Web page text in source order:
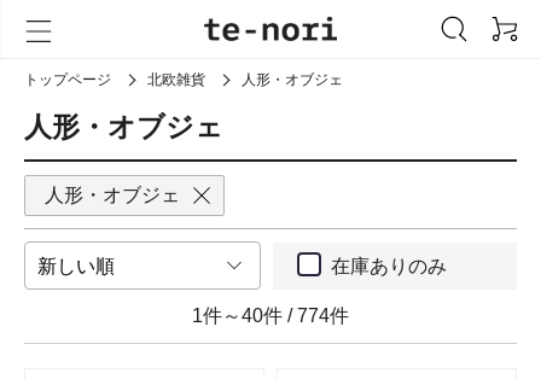
トップページ 北欧雑貨 人形・オブジェ
人形・オブジェ
人形・オブジェ
在庫ありのみ
1件～40件 / 774件